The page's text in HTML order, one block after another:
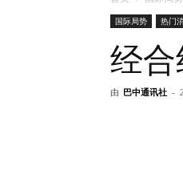
国际局势 热门
经
由 巴中通讯社 -